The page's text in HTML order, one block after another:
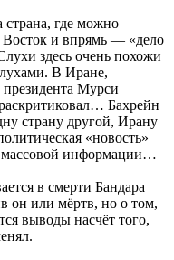
где можно
Восток и впрямь — «дело
здесь очень похожи
В Иране,
президента Мурси
Бахрейн
страну другой, Ирану
«новость»
массовой информации…
в смерти Бандара
он или мёртв, но о том,
выводы насчёт того,